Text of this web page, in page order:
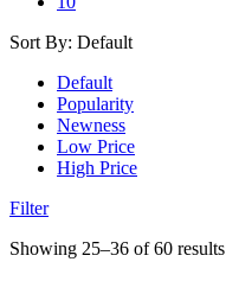
Sort By: Default
Default
Popularity
Newness
Low Price
High Price
Filter
Showing 25–36 of 60 results